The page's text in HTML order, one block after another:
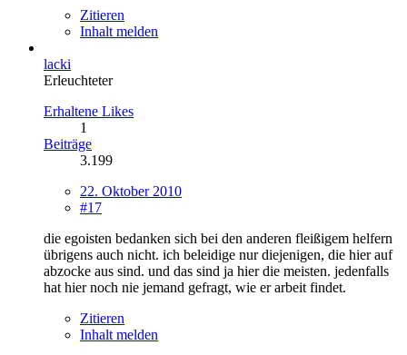
Zitieren
Inhalt melden
lacki
Erleuchteter
Erhaltene Likes
1
Beiträge
3.199
22. Oktober 2010
#17
die egoisten bedanken sich bei den anderen fleißigem helfern
übrigens auch nicht. ich beleidige nur diejenigen, die hier auf
abzocke aus sind. und das sind ja hier die meisten. jedenfalls
hat hier noch nie jemand gefragt, wie er arbeit findet.
Zitieren
Inhalt melden